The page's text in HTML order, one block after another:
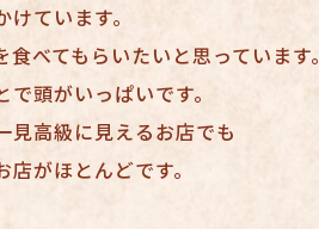
ています。
べてもらいたいと思っています。
頭がいっぱいです。
見高級に見えるお店でも
がほとんどです。